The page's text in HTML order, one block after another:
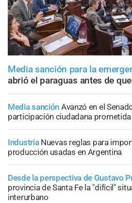
Media sanción para la
abrió el paraguas antes de
Media sanción Avanzó en el
participación ciudadana
Industria Nuevas reglas para
producción usadas en Argentina
Desde la perspectiva de Gustavo
provincia de Santa Fe la "difícil"
interurbano